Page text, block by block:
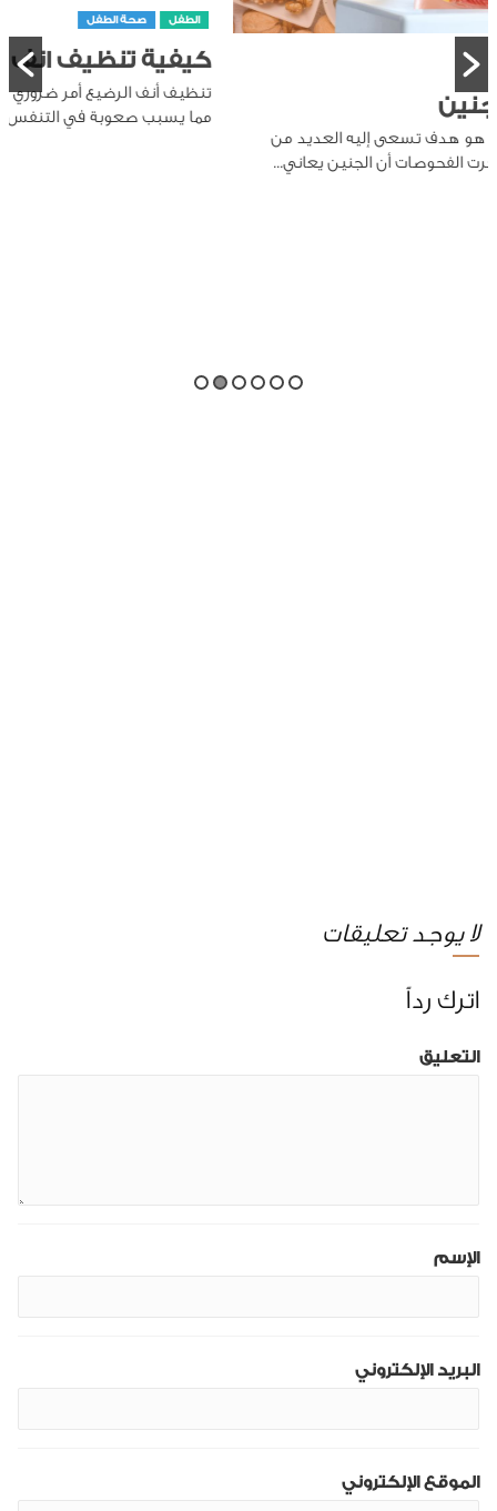
صحة الطفل
كيفية تنظيف انف الرضيع
تنظيف أنف الرضيع أمر ضروري لأنه يمكن أن يتراكم المخاط في أنفه،
مما يسبب صعوبة في التنفس والرضاعة والنوم. يمكن...
لا يوجد تعليقات
اترك رداً
التعليق
الإسم
البريد الإلكتروني
الموقع الإلكتروني